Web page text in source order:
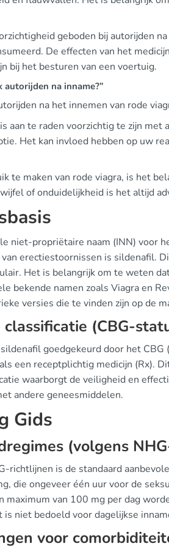
geboden bij autorijden
De effecten van het
bij het besturen van een voertuig.
na inname?”
na het innemen van rode
aan te raden voorzichtig te zijn
Het kan invloed hebben op uw
te maken van rode viagra, is het
of onduidelijkheid is het altijd
niet-propriëtaire naam (INN) voor
erectiestoornissen is sildenafil.
Het is belangrijk om te weten
bekende namen zoals Viagra en
versies die te vinden zijn op de
classificatie (CBG-
goedgekeurd door het
een receptplichtig medicijn (Rx).
waarborgt de veiligheid en
andere geneesmiddelen.
Gids
(volgens
richtlijnen is de standaard
die ongeveer één uur voor de
maximum van 100 mg per dag
is niet bedoeld voor dagelijkse
voor